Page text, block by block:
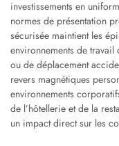
investissements en
normes de présentation
sécurisée maintient les
environnements de
ou de déplacement
revers magnétiques
environnements
de l’hôtellerie et de la
un impact direct sur les